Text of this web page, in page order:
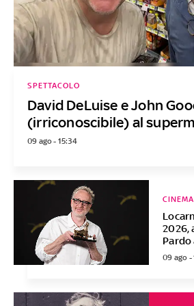
David DeLuise e John
(irriconoscibile) al
SPETTACOLO
09 ago - 15:34
2026,
Pardo
CINEMA
09 ago -